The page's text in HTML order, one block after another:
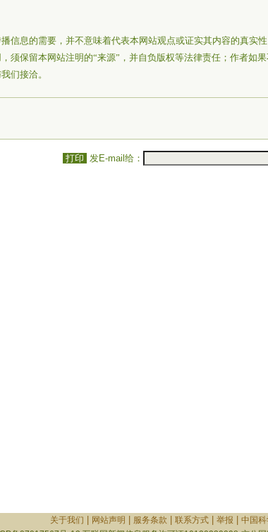
信息的需要，并不意味着代表本网站观点或证实其内容的真实
须保留本网站注明的“来源”，并自负版权等法律责任；作者如
们接洽。
打印 发E-mail给：
关于我们 网站声明 服务条款 联系方式| 举报
中国